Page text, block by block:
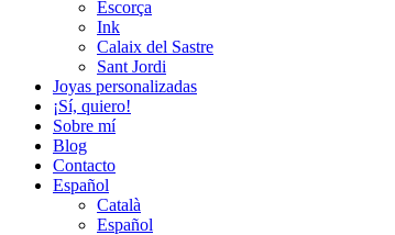
Escorça
Ink
Calaix del Sastre
Sant Jordi
Joyas personalizadas
¡Sí, quiero!
Sobre mí
Blog
Contacto
Español
Català
Español